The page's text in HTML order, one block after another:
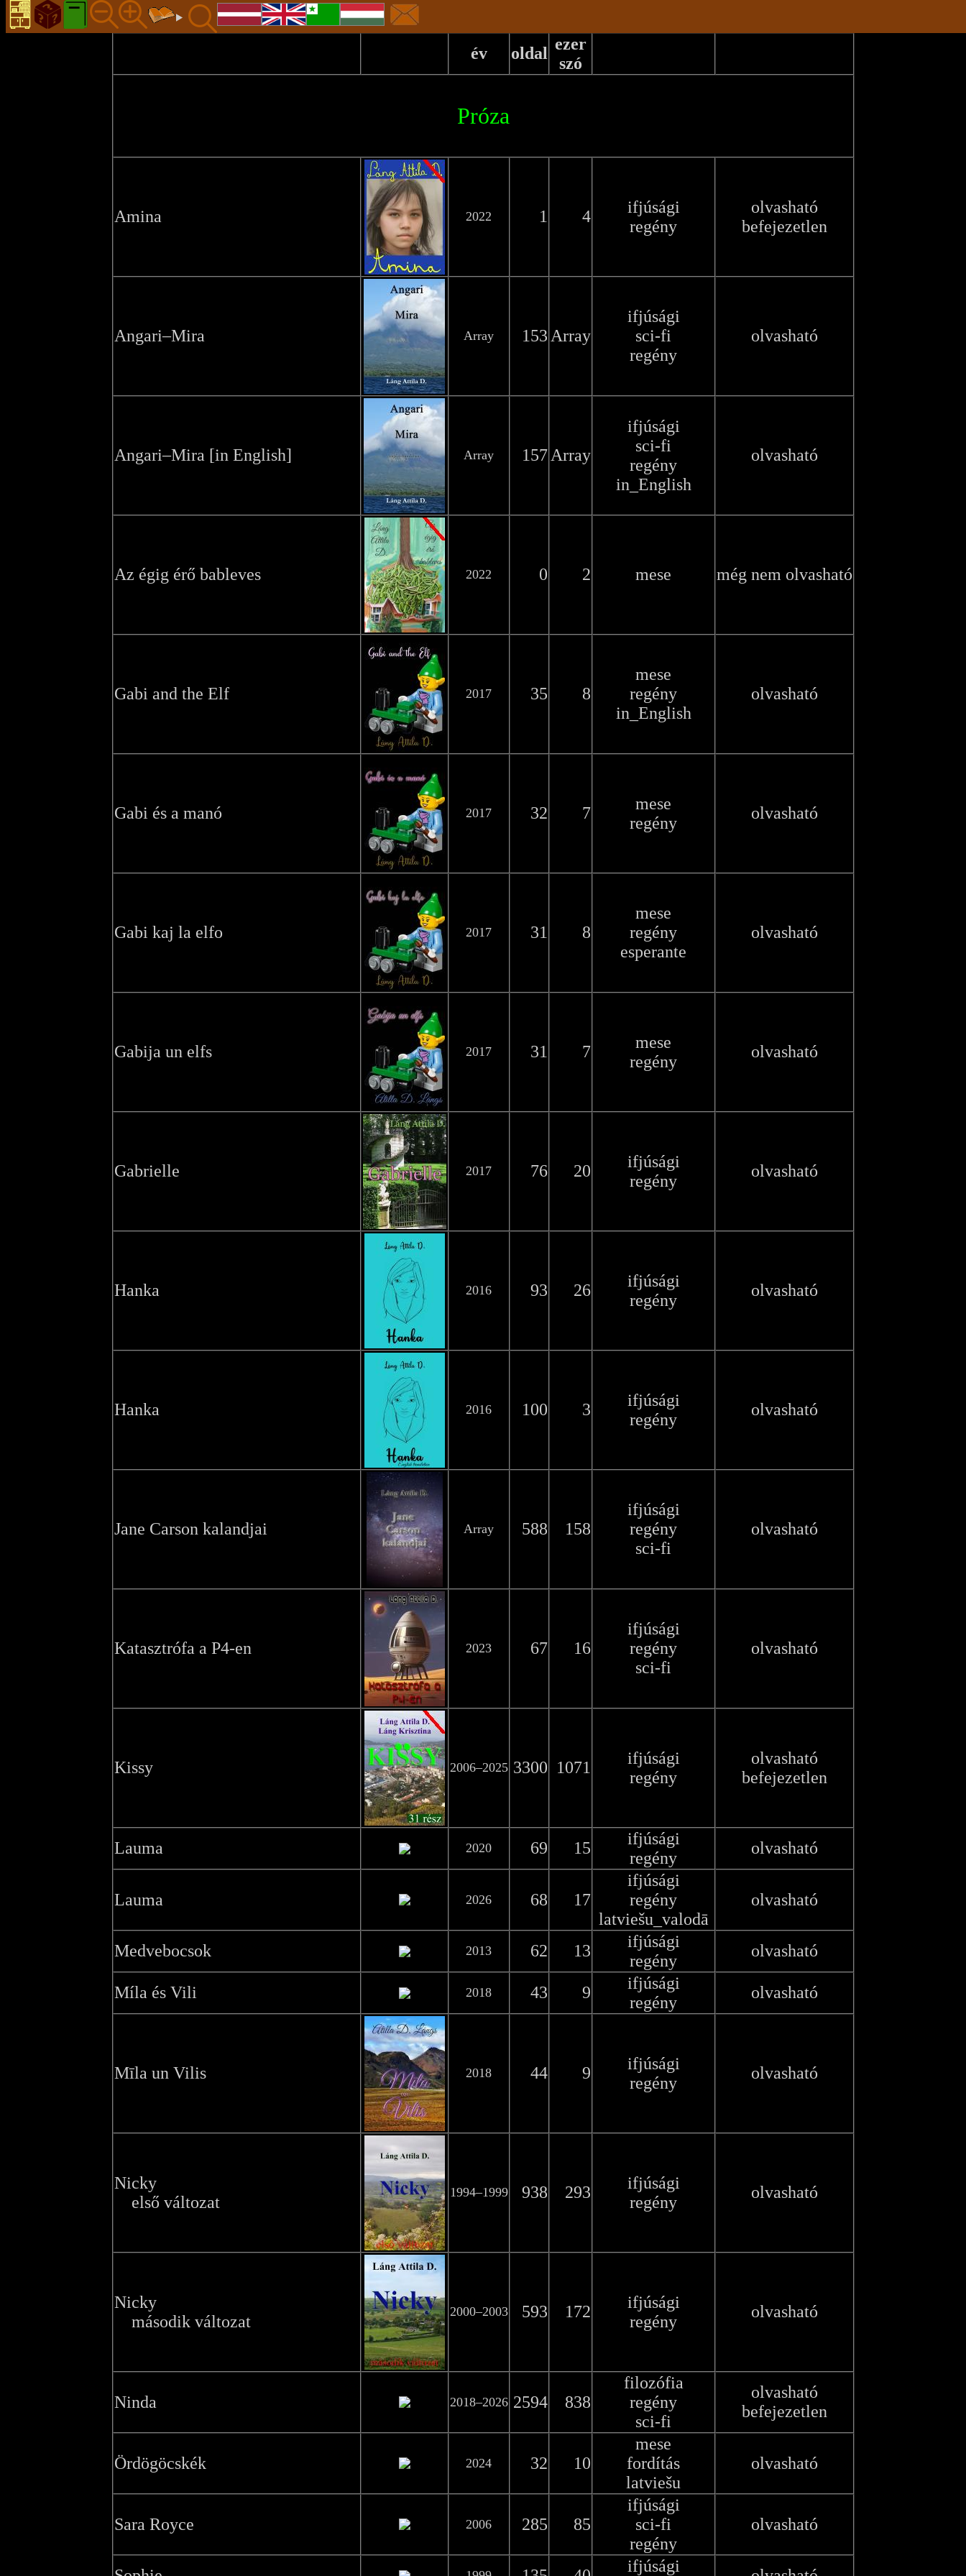
év oldal ezer
szó
Próza
Amina 2022 1 4
ifjúsági
regény
olvasható
befejezetlen
Angari–Mira Array 153 Array
ifjúsági
sci-fi
regény
olvasható
Angari–Mira [in English] Array 157 Array
ifjúsági
sci-fi
regény
in_English
olvasható
Az égig érő bableves 2022 0 2 mese még nem olvasható
Gabi and the Elf 2017 35 8
mese
regény
in_English
olvasható
Gabi és a manó 2017 32 7
mese
regény
olvasható
Gabi kaj la elfo 2017 31 8
mese
regény
esperante
olvasható
Gabija un elfs 2017 31 7
mese
regény
olvasható
Gabrielle 2017 76 20
ifjúsági
regény
olvasható
Hanka 2016 93 26
ifjúsági
regény
olvasható
Hanka 2016 100 3
ifjúsági
regény
olvasható
Jane Carson kalandjai Array 588 158
ifjúsági
regény
sci-fi
olvasható
Katasztrófa a P4-en 2023 67 16
ifjúsági
regény
sci-fi
olvasható
Kissy 2006–2025 3300 1071
ifjúsági
regény
olvasható
befejezetlen
Lauma 2020 69 15
ifjúsági
regény
olvasható
Lauma 2026 68 17
ifjúsági
regény
latviešu_valodā
olvasható
Medvebocsok 2013 62 13
ifjúsági
regény
olvasható
Míla és Vili 2018 43 9
ifjúsági
regény
olvasható
Mīla un Vilis 2018 44 9
ifjúsági
regény
olvasható
Nicky
első változat
1994–1999 938 293
ifjúsági
regény
olvasható
Nicky
második változat
2000–2003 593 172
ifjúsági
regény
olvasható
Ninda 2018–2026 2594 838
filozófia
regény
sci-fi
olvasható
befejezetlen
Ördögöcskék 2024 32 10
mese
fordítás
latviešu
olvasható
Sara Royce 2006 285 85
ifjúsági
sci-fi
regény
olvasható
ifjúsági